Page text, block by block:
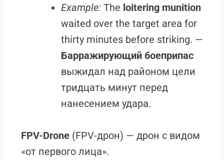
Example: The loitering munition
waited over the target area for
thirty minutes before striking. —
Барражирующий боеприпас
выжидал над районом цели
тридцать минут перед
нанесением удара.
FPV-Drone (FPV-дрон) — дрон с видом
«от первого лица».